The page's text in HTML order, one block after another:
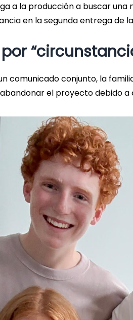
a la producción a buscar
en la segunda entrega de
comunicado conjunto, la
abandonar el proyecto debido